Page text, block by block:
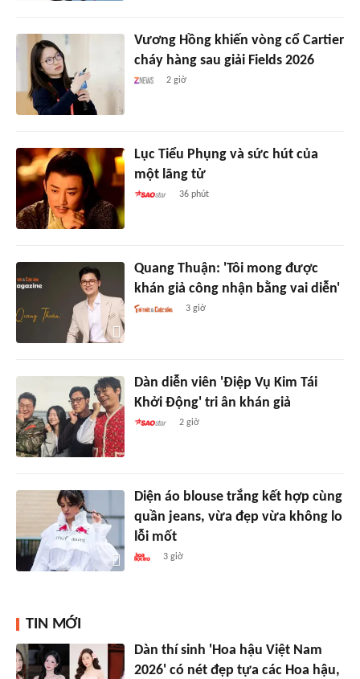
Vương Hồng khiến vòng cổ Cartier
cháy hàng sau giải Fields 2026
2 giờ
Lục Tiểu Phụng và sức hút của
một lãng tử
36 phút
Quang Thuận: 'Tôi mong được
khán giả công nhận bằng vai diễn'
3 giờ
Dàn diễn viên 'Điệp Vụ Kim Tái
Khởi Động' tri ân khán giả
2 giờ
Diện áo blouse trắng kết hợp cùng
quần jeans, vừa đẹp vừa không lo
lỗi mốt
3 giờ
TIN MỚI
Dàn thí sinh 'Hoa hậu Việt Nam
2026' có nét đẹp tựa các Hoa hậu,